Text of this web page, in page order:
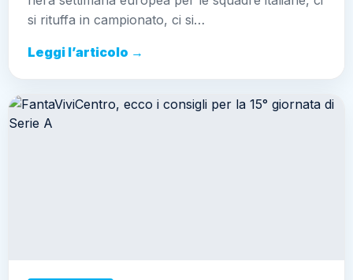
si rituffa in campionato, ci si…
Leggi l’articolo →